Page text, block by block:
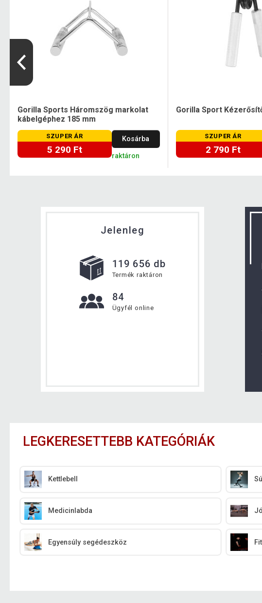
Gorilla Sports Háromszög markolat
kábelgéphez 185 mm
SZUPER ÁR
5 290 Ft
Kosárba
raktáron
Gorilla Sport
SZUPER ÁR
2 790 Ft
Jelenleg
119 656 db
Termék raktáron
84
Ügyfél online
LEGKERESETTEBB KATEGÓRIÁK
Kettlebell
Medicinlabda
Egyensúly segédeszköz